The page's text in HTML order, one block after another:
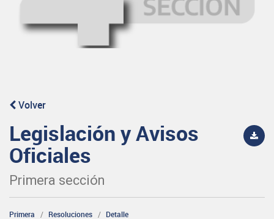
Volver
Legislación y Avisos
Oficiales
Primera sección
Primera Resoluciones Detalle